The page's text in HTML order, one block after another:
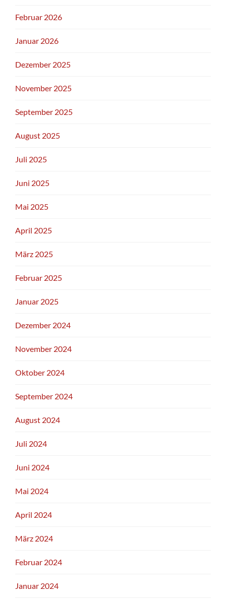
Februar 2026
Januar 2026
Dezember 2025
November 2025
September 2025
August 2025
Juli 2025
Juni 2025
Mai 2025
April 2025
März 2025
Februar 2025
Januar 2025
Dezember 2024
November 2024
Oktober 2024
September 2024
August 2024
Juli 2024
Juni 2024
Mai 2024
April 2024
März 2024
Februar 2024
Januar 2024